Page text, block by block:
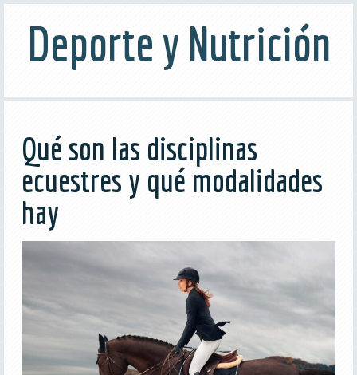
Deporte y Nutrición
Qué son las disciplinas
ecuestres y qué modalidades
hay